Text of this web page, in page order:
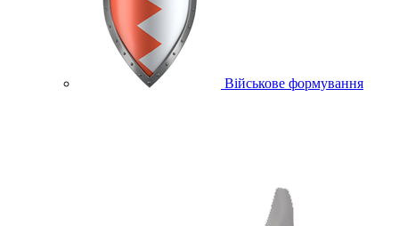
Військове формування